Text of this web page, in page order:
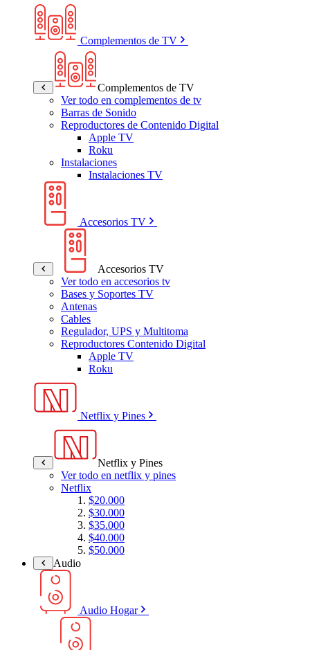
Complementos de TV
Complementos de TV
Ver todo en complementos de tv
Barras de Sonido
Reproductores de Contenido Digital
Apple TV
Roku
Instalaciones
Instalaciones TV
Accesorios TV
Accesorios TV
Ver todo en accesorios tv
Bases y Soportes TV
Antenas
Cables
Regulador, UPS y Multitoma
Reproductores Contenido Digital
Apple TV
Roku
Netflix y Pines
Netflix y Pines
Ver todo en netflix y pines
Netflix
$20.000
$30.000
$35.000
$40.000
$50.000
Audio
Audio Hogar